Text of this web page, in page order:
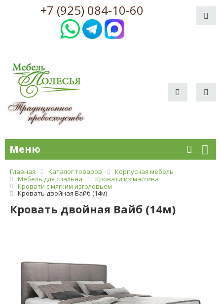
+7 (925) 084-10-60
Меню
Главная Каталог товаров
Корпусная мебель
Мебель для спальни
Кровати из массива
Кровати с мягким изголовьем
Кровать двойная Вайб (14м)
Кровать двойная Вайб (14м)